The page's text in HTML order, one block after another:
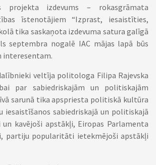
projekta izdevums – rokasgrāmata
īstenotājiem “Izprast, iesaistīties,
tika saskaņota izdevuma satura galīgā
septembra nogalē IAC mājas lapā būs
interesentam.
veltīja politologa Filipa Rajevska
par sabiedriskajām un politiskajām
sarunā tika apspriesta politiskā kultūra
iesaistīšanos sabiedriskajā un politiskajā
kavējoši apstākļi, Eiropas Parlamenta
partiju popularitāti ietekmējoši apstākļi